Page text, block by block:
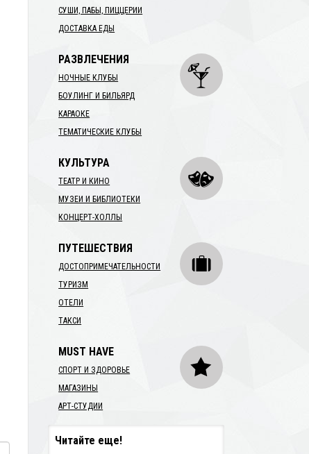
СУШИ, ПАБЫ, ПИЦЦЕРИИ
ДОСТАВКА ЕДЫ
РАЗВЛЕЧЕНИЯ
НОЧНЫЕ КЛУБЫ
БОУЛИНГ И БИЛЬЯРД
КАРАОКЕ
ТЕМАТИЧЕСКИЕ КЛУБЫ
КУЛЬТУРА
ТЕАТР И КИНО
МУЗЕИ И БИБЛИОТЕКИ
КОНЦЕРТ-ХОЛЛЫ
ПУТЕШЕСТВИЯ
ДОСТОПРИМЕЧАТЕЛЬНОСТИ
ТУРИЗМ
ОТЕЛИ
ТАКСИ
MUST HAVE
СПОРТ И ЗДОРОВЬЕ
МАГАЗИНЫ
АРТ-СТУДИИ
Читайте еще!